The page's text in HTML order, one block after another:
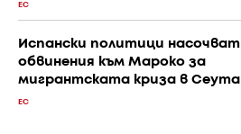
ЕС
Испански политици насочват
обвинения към Мароко за
мигрантската криза в Сеута
ЕС